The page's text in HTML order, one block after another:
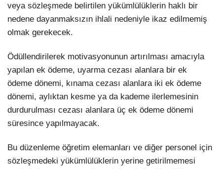
veya sözleşmede belirtilen yükümlülüklerin haklı bir
nedene dayanmaksızın ihlali nedeniyle ikaz edilmemiş
olmak gerekecek.
Ödüllendirilerek motivasyonunun artırılması amacıyla
yapılan ek ödeme, uyarma cezası alanlara bir ek
ödeme dönemi, kınama cezası alanlara iki ek ödeme
dönemi, aylıktan kesme ya da kademe ilerlemesinin
durdurulması cezası alanlara üç ek ödeme dönemi
süresince yapılmayacak.
Bu düzenleme öğretim elemanları ve diğer personel için
sözleşmedeki yükümlülüklerin yerine getirilmemesi